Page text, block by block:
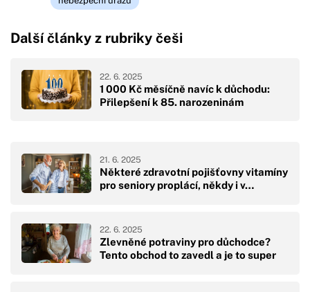
Další články z rubriky češi
1 000 Kč měsíčně navíc k důchodu:
Přilepšení k 85. narozeninám
22. 6. 2025
Některé zdravotní pojišťovny vitamíny
pro seniory proplácí, někdy i v…
21. 6. 2025
Zlevněné potraviny pro důchodce?
Tento obchod to zavedl a je to super
22. 6. 2025